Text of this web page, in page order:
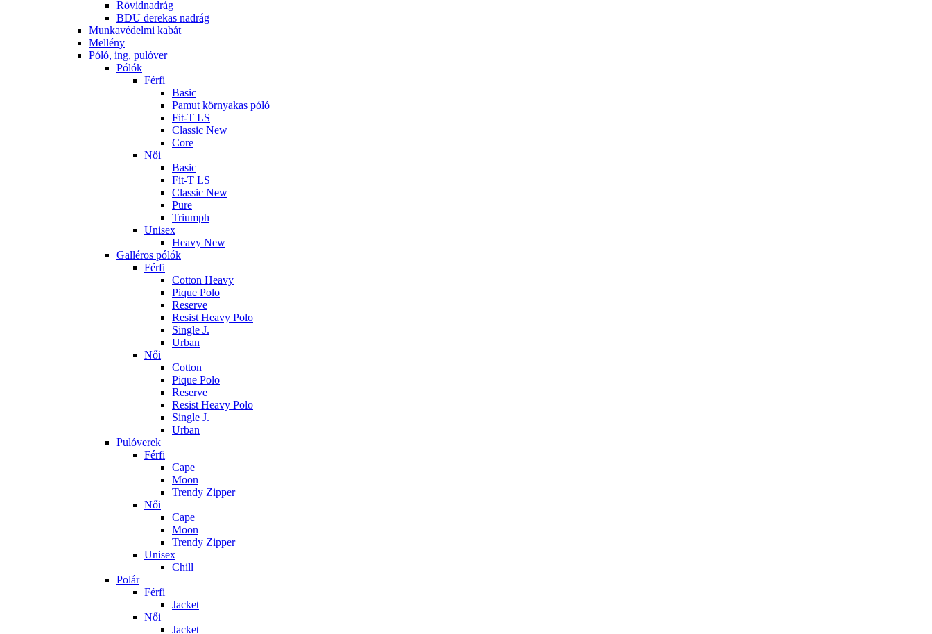
Rövidnadrág
BDU derekas nadrág
Munkavédelmi kabát
Mellény
Póló, ing, pulóver
Pólók
Férfi
Basic
Pamut környakas póló
Fit-T LS
Classic New
Core
Női
Basic
Fit-T LS
Classic New
Pure
Triumph
Unisex
Heavy New
Galléros pólók
Férfi
Cotton Heavy
Pique Polo
Reserve
Resist Heavy Polo
Single J.
Urban
Női
Cotton
Pique Polo
Reserve
Resist Heavy Polo
Single J.
Urban
Pulóverek
Férfi
Cape
Moon
Trendy Zipper
Női
Cape
Moon
Trendy Zipper
Unisex
Chill
Polár
Férfi
Jacket
Női
Jacket